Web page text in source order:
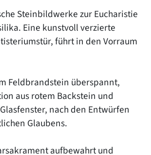
Steinbildwerke zur Eucharistie
Eine kunstvoll verzierte
führt in den Vorraum
Feldbrandstein überspannt,
aus rotem Backstein und
nach den Entwürfen
Glaubens.
aufbewahrt und